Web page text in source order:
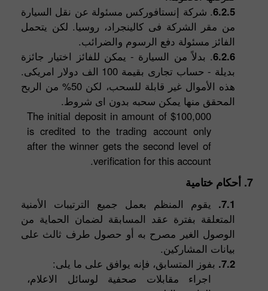
6.2.5. شركة إنستافوركس مسئولة عن نقل السيارة
من مقر الشركة فى كالينجراد، روسيا. لكن يتحمل
الفائز مسئولة دفع الرسوم والضرائب.
6.2.6. بدلاً من السيارة - يمكن للفائز اختيار جائزة
بديلة - حساب تجارى بقيمة 100 الف دولار امريكى.
هذه الأموال غير قابلة للسحب، لكن 50% من الربح
المحقق منها يمكن سحبه بدون اى شروط.
The initial deposit in amount of $100,000
is credited to the trading account only
after the winner gets the second level of
verification for this account.
7. أحكام ختامية
7.1.
يقوم المنظم بعمل جميع الترتيبات الأمنية
المتعلقة بفترة عقد المسابقة لضمان الحماية من
الوصول الغير مصرح به أو حصول طرف ثالث على
بيانات المشاركين.
7.2. بفوز المتسابق، فإنه يوافق على ما يلى:
اجراء مقابلات صحفية لوسائل الاعلام،